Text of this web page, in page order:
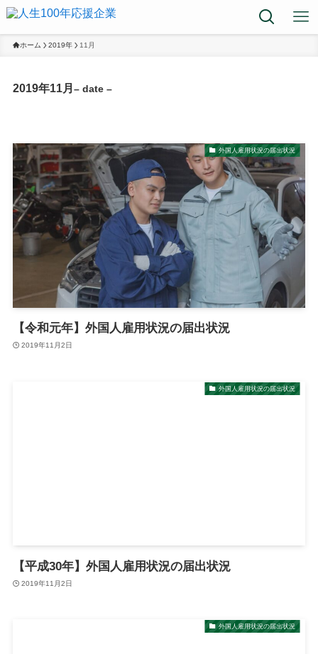
ホーム 2019年 11月
2019年11月 – date –
外国人雇用状況の届出状況
【令和元年】外国人雇用状況の届出状況
2019年11月2日
外国人雇用状況の届出状況
【平成30年】外国人雇用状況の届出状況
2019年11月2日
外国人雇用状況の届出状況